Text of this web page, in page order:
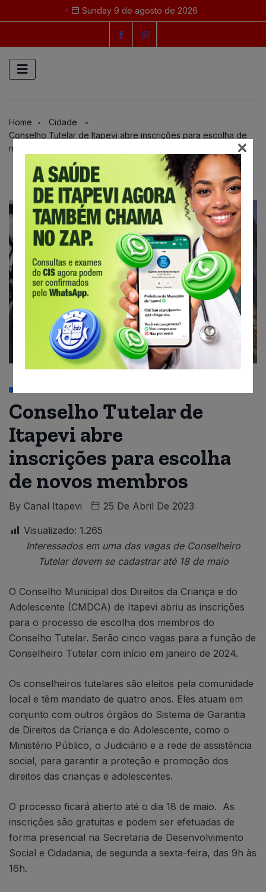
Sunday 9 de agosto de 2026
Home
Cidade
Conselho Tutelar de Itapevi abre inscrições para escolha de
novos membros
Conselho Tutelar de
Itapevi abre
inscrições para escolha
de novos membros
By Canal Itapevi 25 De Abril De 2023
Visualizado: 1.265
Interessados em uma das vagas de Conselheiro
Tutelar devem se cadastrar até 18 de maio
O Conselho Municipal dos Direitos da Criança e do
Adolescente (CMDCA) de Itapevi abriu as inscrições
para o processo de escolha dos membros do
Conselho Tutelar. Serão cinco vagas para a função de
Conselheiro Tutelar com início em janeiro de 2024.
Os conselheiros tutelares são eleitos pela comunidade
local e têm mandato de quatro anos. Eles atuam em
conjunto com outros órgãos do Sistema de Garantia
de Direitos da Criança e do Adolescente, como o
Ministério Público, o Judiciário e a rede de assistência
social, para garantir a proteção e promoção dos
direitos das crianças e adolescentes.
O processo ficará aberto até o dia 18 de maio. As
inscrições são gratuitas e podem ser efetuadas de
forma presencial na Secretaria de Desenvolvimento
Social e Cidadania, de segunda a sexta-feira, das 9h às
16h.
×